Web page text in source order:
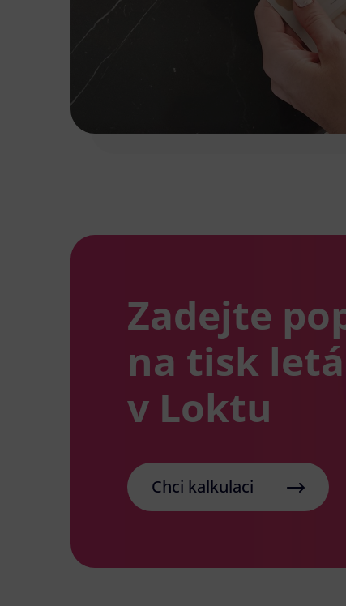
Zadejte
na tisk
v Loktu
Chci kalkulaci